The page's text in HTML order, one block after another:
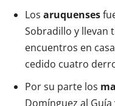
Los aruquenses
Sobradillo y llevan
encuentros en
cedido cuatro
Por su parte los
Domínguez al